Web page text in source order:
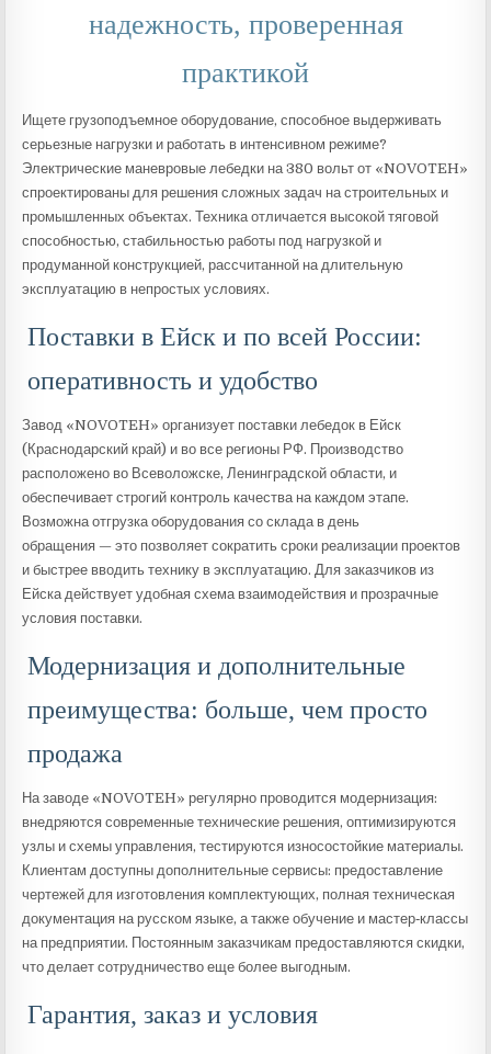
надежность, проверенная
практикой
Ищете грузоподъемное оборудование, способное выдерживать
серьезные нагрузки и работать в интенсивном режиме?
Электрические маневровые лебедки на 380 вольт от «NOVOTEH»
спроектированы для решения сложных задач на строительных и
промышленных объектах. Техника отличается высокой тяговой
способностью, стабильностью работы под нагрузкой и
продуманной конструкцией, рассчитанной на длительную
эксплуатацию в непростых условиях.
Поставки в Ейск и по всей России:
оперативность и удобство
Завод «NOVOTEH» организует поставки лебедок в Ейск
(Краснодарский край) и во все регионы РФ. Производство
расположено во Всеволожске, Ленинградской области, и
обеспечивает строгий контроль качества на каждом этапе.
Возможна отгрузка оборудования со склада в день
обращения — это позволяет сократить сроки реализации проектов
и быстрее вводить технику в эксплуатацию. Для заказчиков из
Ейска действует удобная схема взаимодействия и прозрачные
условия поставки.
Модернизация и дополнительные
преимущества: больше, чем просто
продажа
На заводе «NOVOTEH» регулярно проводится модернизация:
внедряются современные технические решения, оптимизируются
узлы и схемы управления, тестируются износостойкие материалы.
Клиентам доступны дополнительные сервисы: предоставление
чертежей для изготовления комплектующих, полная техническая
документация на русском языке, а также обучение и мастер‑классы
на предприятии. Постоянным заказчикам предоставляются скидки,
что делает сотрудничество еще более выгодным.
Гарантия, заказ и условия